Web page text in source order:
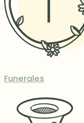
Funerales